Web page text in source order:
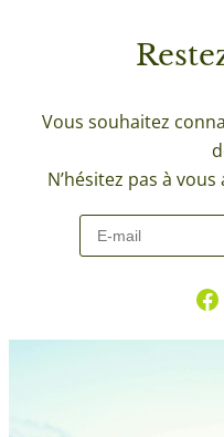
Vous souhaitez
N’hésitez pas à